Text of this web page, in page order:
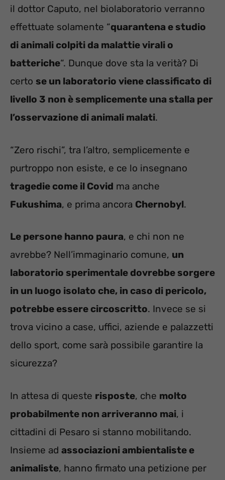
il dottor Caputo, nel biolaboratorio verranno
effettuate solamente “quarantena e studio
di animali colpiti da malattie virali o
batteriche“. Dunque dove sta la verità? Di
certo se un laboratorio viene classificato di
livello 3 non è semplicemente una stalla per
l’osservazione di animali malati.
“Zero rischi”, tra l’altro, semplicemente e
purtroppo non esiste, e ce lo insegnano
tragedie come il Covid ma anche
Fukushima, e prima ancora Chernobyl.
Le persone hanno paura, e chi non ne
avrebbe? Nell’immaginario comune, un
laboratorio sperimentale dovrebbe sorgere
in un luogo isolato che, in caso di pericolo,
potrebbe essere circoscritto. Invece se si
trova vicino a case, uffici, aziende e palazzetti
dello sport, come sarà possibile garantire la
sicurezza?
In attesa di queste risposte, che molto
probabilmente non arriveranno mai, i
cittadini di Pesaro si stanno mobilitando.
Insieme ad associazioni ambientaliste e
animaliste, hanno firmato una petizione per